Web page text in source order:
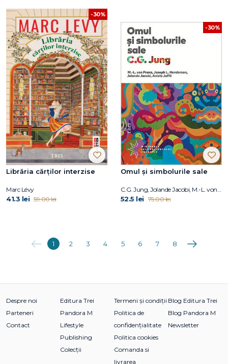
-30%
Librăria cărților interzise
Marc Lévy
41.3 lei 59.00 lei
-30%
Omul și simbolurile sale
C.G. Jung, Jolande Jacobi, M.-L. von Franz, Joseph L. Henderson, Aniela Jaffé
52.5 lei 75.00 lei
Anterioara
1 2 3 4 5 6 7 8 Următoarea
Despre noi
Parteneri
Contact
Editura Trei
Pandora M
Lifestyle
Publishing
Colecții
Termeni și condiții
Politica de
confidențialitate
Politica cookies
Comanda si
livrarea
Blog Editura Trei
Blog Pandora M
Newsletter